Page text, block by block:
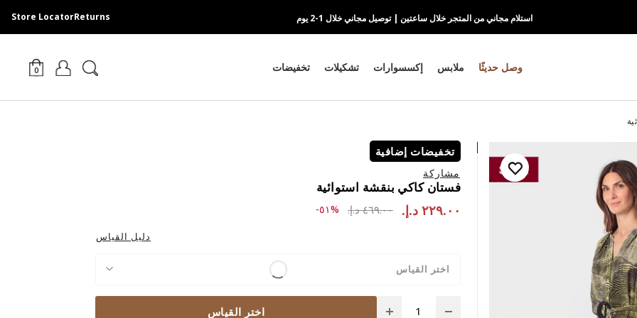
استلام مجاني من المتجر خلال ساعتين | توصيل مجاني خلال 1-2 يوم Returns
Store Locator
وصل حديثًا ملابس إكسسوارات تشكيلات تخفيضات 0
تخفيضات إضافية
مشاركة
فستان كاكي بنقشة استوائية
٢٢٩.٠٠ د.إ.‏ Price reduced from
٤٦٩.٠٠ د.إ.‏ to ٢٢٩.٠٠ د.إ.‏%٥١-
دليل القياس
اختر القياس
اختر القياس